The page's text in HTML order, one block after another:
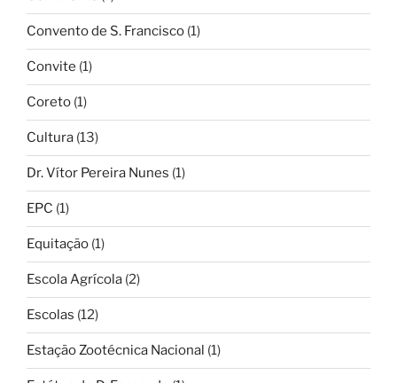
Convento de S. Francisco (1)
Convite (1)
Coreto (1)
Cultura (13)
Dr. Vítor Pereira Nunes (1)
EPC (1)
Equitação (1)
Escola Agrícola (2)
Escolas (12)
Estação Zootécnica Nacional (1)